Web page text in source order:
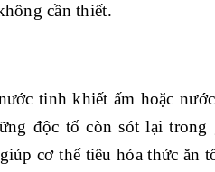
cần thiết.
tinh khiết ấm hoặc
độc tố còn sót lại trong
cơ thể tiêu hóa thức ăn